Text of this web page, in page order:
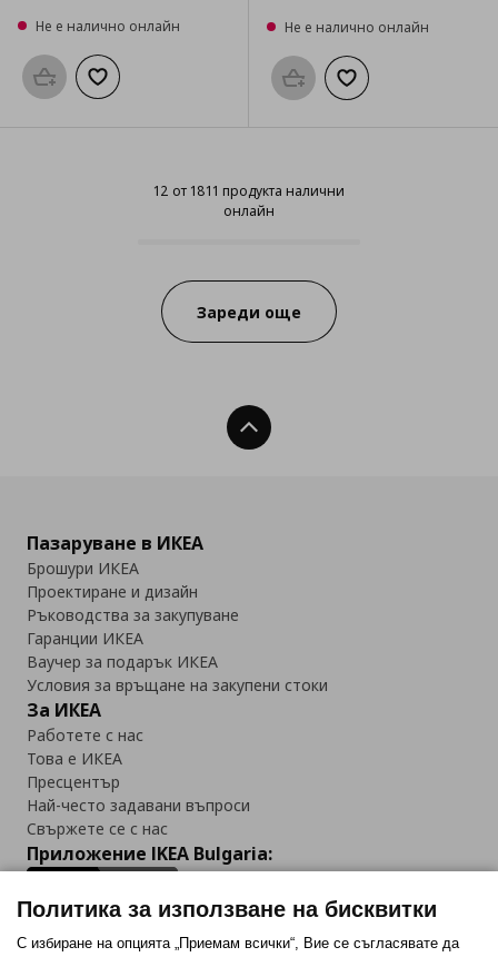
Не е налично онлайн
Προσθήκη στο καλάθι
Добави към списъка с любими
Не е налично онлайн
Προσθήκη στο καλάθι
Добави към
12 от 1811 продукта налични
онлайн
12 от 1811 продукта налични
Зареди още
Нагоре
Пазаруване в ИКЕА
Брошури ИКЕА
Проектиране и дизайн
Ръководства за закупуване
Гаранции ИКЕА
Ваучер за подарък ИКЕА
Условия за връщане на закупени стоки
За ИКЕА
Работете с нас
Това е ИКЕА
Пресцентър
Най-често задавани въпроси
Свържете се с нас
Приложение IKEA Bulgaria:
Политика за използване на бисквитки
С избиране на опцията „Приемам всички“, Вие се съгласявате да